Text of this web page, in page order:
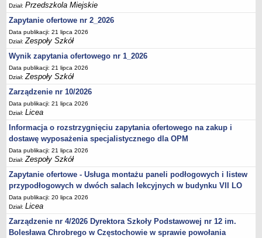
Dział:Przedszkola Miejskie
Zapytanie ofertowe nr 2_2026
Data publikacji: 21 lipca 2026
Dział:Zespoły Szkół
Wynik zapytania ofertowego nr 1_2026
Data publikacji: 21 lipca 2026
Dział:Zespoły Szkół
Zarządzenie nr 10/2026
Data publikacji: 21 lipca 2026
Dział:Licea
Informacja o rozstrzygnięciu zapytania ofertowego na zakup i
dostawę wyposażenia specjalistycznego dla OPM
Data publikacji: 21 lipca 2026
Dział:Zespoły Szkół
Zapytanie ofertowe - Usługa montażu paneli podłogowych i listew
przypodłogowych w dwóch salach lekcyjnych w budynku VII LO
Data publikacji: 20 lipca 2026
Dział:Licea
Zarządzenie nr 4/2026 Dyrektora Szkoły Podstawowej nr 12 im.
Bolesława Chrobrego w Częstochowie w sprawie powołania